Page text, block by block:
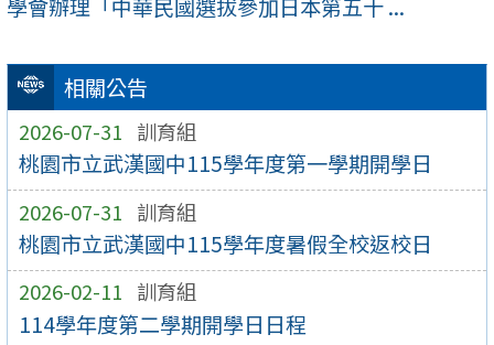
相關公告
2026-07-31 訓育組
桃園市立武漢國中115學年度第一學期開學日
2026-07-31 訓育組
桃園市立武漢國中115學年度暑假全校返校日
2026-02-11 訓育組
114學年度第二學期開學日日程
學會辦理「中華民國選拔參加日本第五十 ...